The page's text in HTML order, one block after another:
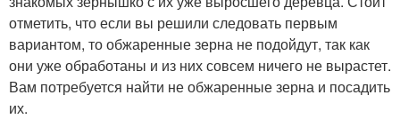
отметить, что если вы решили следовать первым
вариантом, то обжаренные зерна не подойдут, так как
они уже обработаны и из них совсем ничего не вырастет.
Вам потребуется найти не обжаренные зерна и посадить
их.